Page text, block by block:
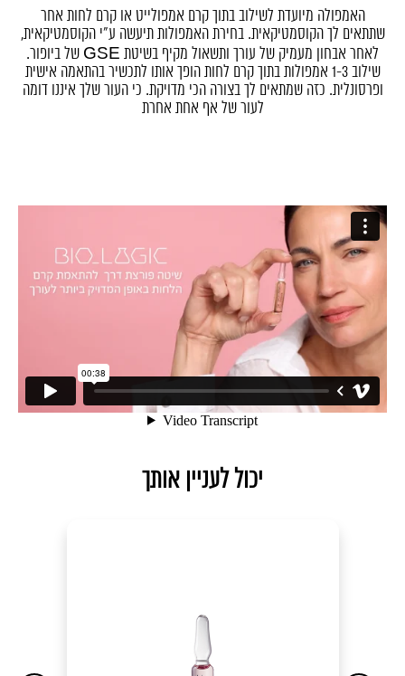
האמפולה מיועדת לשילוב בתוך קרם אמפולייט או קרם לחות אחר
שתתאים לך הקוסמטיקאית. בחירת האמפולות תיעשה ע"י הקוסמטיקאית,
לאחר אבחון מעמיק של עורך ותשאול מקיף בשיטת GSE של ביופור.
שילוב 1-3 אמפולות בתוך קרם לחות הופך אותו לתכשיר בהתאמה אישית
ופרסונלית. כזה שמתאים לך בצורה הכי מדויקת. כי העור שלך איננו דומה
לעור של אף אחת אחרת
יכול לעניין אותך